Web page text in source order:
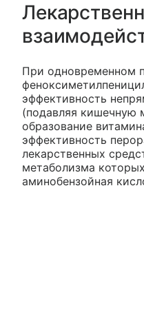
При одновременном
эффективность
(подавляя кишечную
образование
эффективность
лекарственных
метаболизма
аминобензойная